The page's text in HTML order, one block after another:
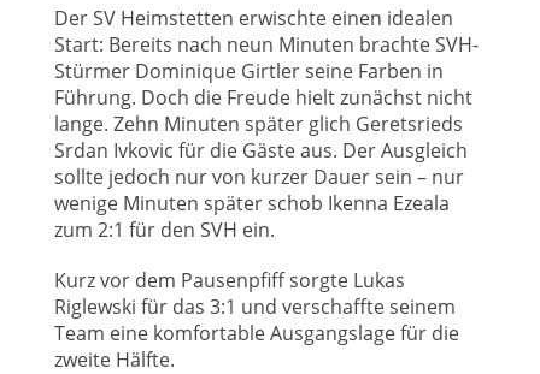
Der SV Heimstetten erwischte einen idealen
Start: Bereits nach neun Minuten brachte SVH-
Stürmer Dominique Girtler seine Farben in
Führung. Doch die Freude hielt zunächst nicht
lange. Zehn Minuten später glich Geretsrieds
Srdan Ivkovic für die Gäste aus. Der Ausgleich
sollte jedoch nur von kurzer Dauer sein – nur
wenige Minuten später schob Ikenna Ezeala
zum 2:1 für den SVH ein.
Kurz vor dem Pausenpfiff sorgte Lukas
Riglewski für das 3:1 und verschaffte seinem
Team eine komfortable Ausgangslage für die
zweite Hälfte.